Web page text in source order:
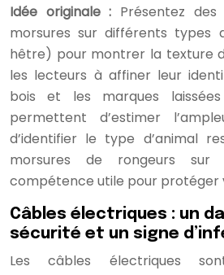
Idée originale : Présentez
morsures sur différents types
hêtre) pour montrer la texture
les lecteurs à affiner leur
bois et les marques
permettent d’estimer
d’identifier le type d’animal
morsures de rongeurs
compétence utile pour protéger
Câbles électriques : un
sécurité et un signe
Les câbles électriques